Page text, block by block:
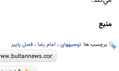
منبع
برچسب ها: توصیههای ، امام رضا ، فصل پاییز